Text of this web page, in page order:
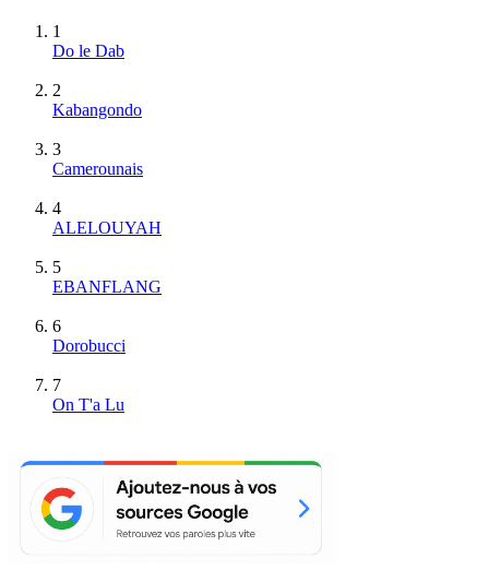
1
Do le Dab
2
Kabangondo
3
Camerounais
4
ALELOUYAH
5
EBANFLANG
6
Dorobucci
7
On T'a Lu